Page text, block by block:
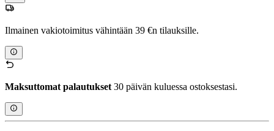
Ilmainen vakiotoimitus vähintään 39 €n tilauksille.
Maksuttomat palautukset 30 päivän kuluessa ostoksestasi.